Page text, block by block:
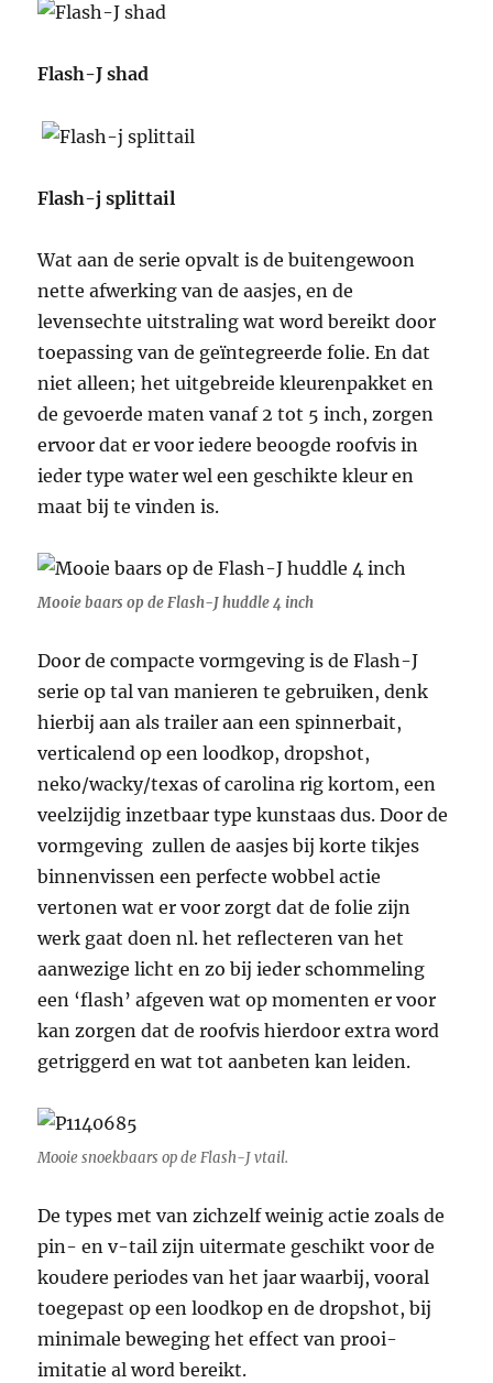
Flash-J shad
Flash-j splittail
Wat aan de serie opvalt is de buitengewoon
nette afwerking van de aasjes, en de
levensechte uitstraling wat word bereikt door
toepassing van de geïntegreerde folie. En dat
niet alleen; het uitgebreide kleurenpakket en
de gevoerde maten vanaf 2 tot 5 inch, zorgen
ervoor dat er voor iedere beoogde roofvis in
ieder type water wel een geschikte kleur en
maat bij te vinden is.
Mooie baars op de Flash-J huddle 4 inch
Door de compacte vormgeving is de Flash-J
serie op tal van manieren te gebruiken, denk
hierbij aan als trailer aan een spinnerbait,
verticalend op een loodkop, dropshot,
neko/wacky/texas of carolina rig kortom, een
veelzijdig inzetbaar type kunstaas dus. Door de
vormgeving zullen de aasjes bij korte tikjes
binnenvissen een perfecte wobbel actie
vertonen wat er voor zorgt dat de folie zijn
werk gaat doen nl. het reflecteren van het
aanwezige licht en zo bij ieder schommeling
een ‘flash’ afgeven wat op momenten er voor
kan zorgen dat de roofvis hierdoor extra word
getriggerd en wat tot aanbeten kan leiden.
Mooie snoekbaars op de Flash-J vtail.
De types met van zichzelf weinig actie zoals de
pin- en v-tail zijn uitermate geschikt voor de
koudere periodes van het jaar waarbij, vooral
toegepast op een loodkop en de dropshot, bij
minimale beweging het effect van prooi-
imitatie al word bereikt.